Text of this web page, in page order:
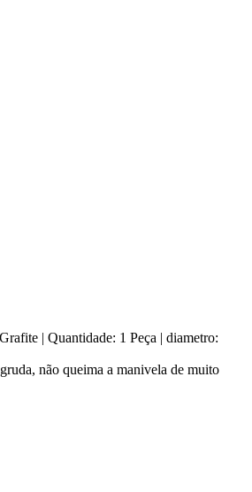
| Quantidade: 1 Peça | diametro:
não queima a manivela de muito